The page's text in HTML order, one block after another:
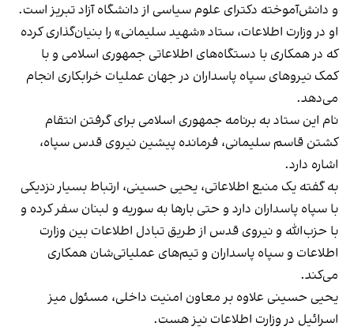
و دانش‌آموخته دکترای علوم سیاسی از دانشگاه آزاد تبریز است.
او در وزارت اطلاعات، ستاد «شهید سلیمانی» را بنیان‌گذاری کرده
که در همکاری با دستگاه‌های اطلاعاتی جمهوری اسلامی و با
کمک نیروهای سپاه پاسداران در جهان عملیات خرابکاری انجام
می‌دهد.
نام این ستاد به برنامه جمهوری اسلامی برای گرفتن انتقام
کشتن قاسم سلیمانی، فرمانده پیشین نیروی قدس سپاه،
اشاره دارد.
به گفته یک منبع اطلاعاتی، یحیی حسینی، ارتباط بسیار نزدیکی
با سپاه پاسداران دارد و حتی بارها به سوریه و لبنان سفر کرده و
با حزب‌الله و نیروی قدس از طریق تبادل اطلاعات بین وزارت
اطلاعات و سپاه پاسداران و تیم‌های عملیاتی‌شان همکاری
می‌کند.
یحیی حسینی علاوه بر معاون امنیت داخلی، مسئول میز
اسرائیل در وزارت اطلاعات نیز هست.